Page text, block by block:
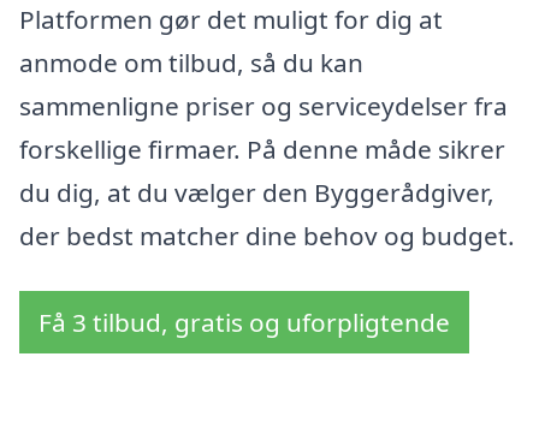
Platformen gør det muligt for dig at
anmode om tilbud, så du kan
sammenligne priser og serviceydelser fra
forskellige firmaer. På denne måde sikrer
du dig, at du vælger den Byggerådgiver,
der bedst matcher dine behov og budget.
Få 3 tilbud, gratis og uforpligtende